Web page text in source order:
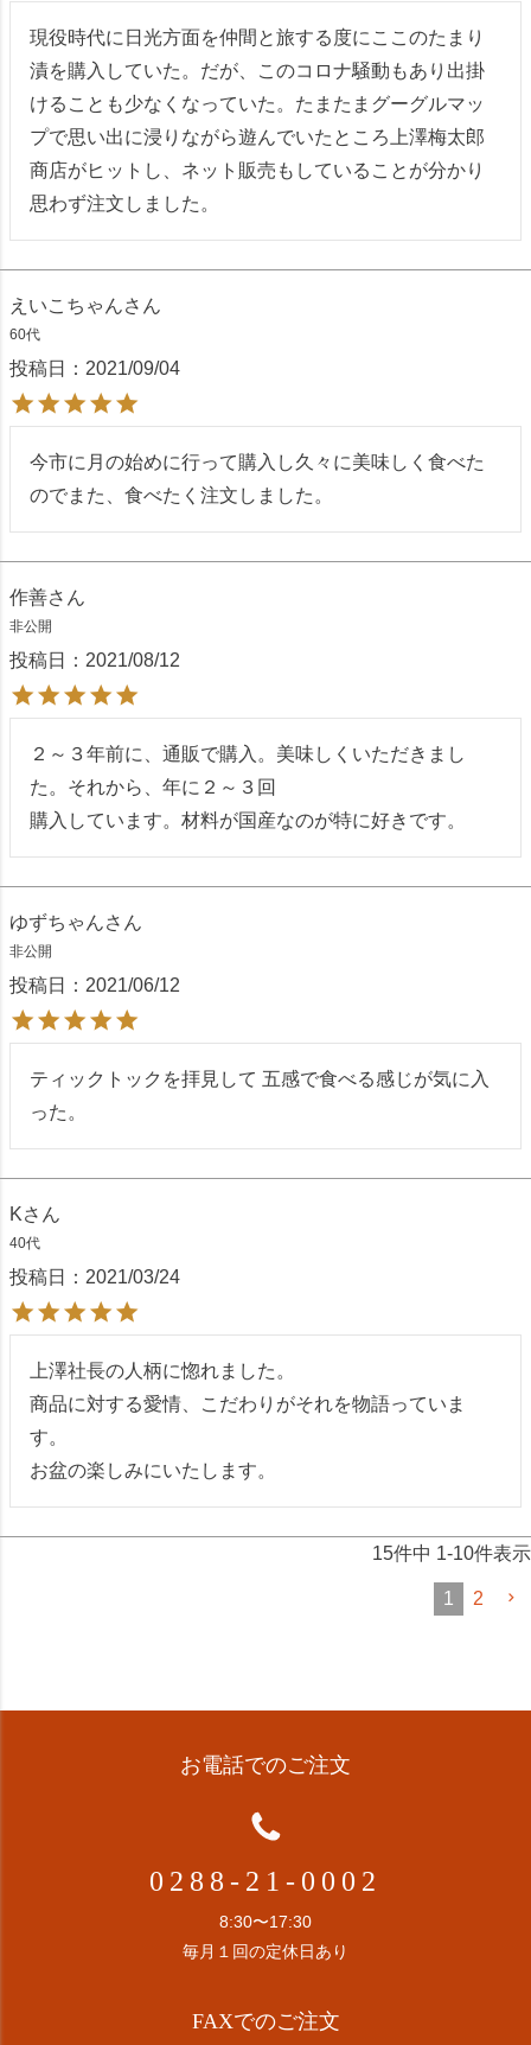
現役時代に日光方面を仲間と旅する度にここのたまり
漬を購入していた。だが、このコロナ騒動もあり出掛
けることも少なくなっていた。たまたまグーグルマッ
プで思い出に浸りながら遊んでいたところ上澤梅太郎
商店がヒットし、ネット販売もしていることが分かり
思わず注文しました。
えいこちゃん
60代
投稿日 2021/09/04
今市に月の始めに行って購入し久々に美味しく食べた
のでまた、食べたく注文しました。
作善
非公開
投稿日 2021/08/12
２～３年前に、通販で購入。美味しくいただきまし
た。それから、年に２～３回
購入しています。材料が国産なのが特に好きです。
ゆずちゃん
非公開
投稿日 2021/06/12
ティックトックを拝見して 五感で食べる感じが気に入
った。
K
40代
投稿日 2021/03/24
上澤社長の人柄に惚れました。
商品に対する愛情、こだわりがそれを物語っていま
す。
お盆の楽しみにいたします。
15件中 1-10件表示
1 2
お電話でのご注文
0288-21-0002
8:30〜17:30
毎月１回の定休日あり
FAXでのご注文